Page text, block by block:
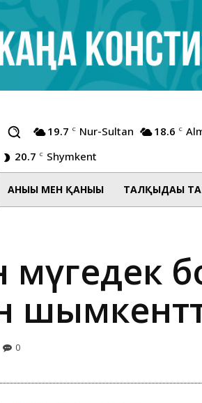
19.7 C Nur-Sultan 18.6 C
20.7 C Shymkent
АНЫҒЫ МЕН ҚАНЫҒЫ ТАЛҚЫДАҒЫ
мүгедек
0